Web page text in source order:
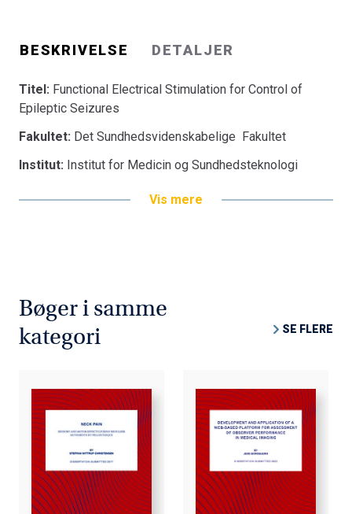
BESKRIVELSE DETALJER
Titel: Functional Electrical Stimulation for Control of
Epileptic Seizures
Fakultet: Det Sundhedsvidenskabelige Fakultet
Institut: Institut for Medicin og Sundhedsteknologi
Vis mere
Bøger i samme
kategori
SE FLERE